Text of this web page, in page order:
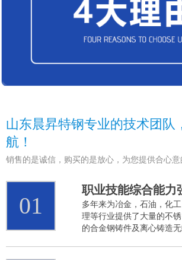
山东晨昇特钢专业的技术团队
航！
销售的是诚信，购买的是放心，为您提供合心意
01
职业技能综合能力
多年来为冶金，石油，化
理等行业提供了大量的不
的合金钢铸件及离心铸造